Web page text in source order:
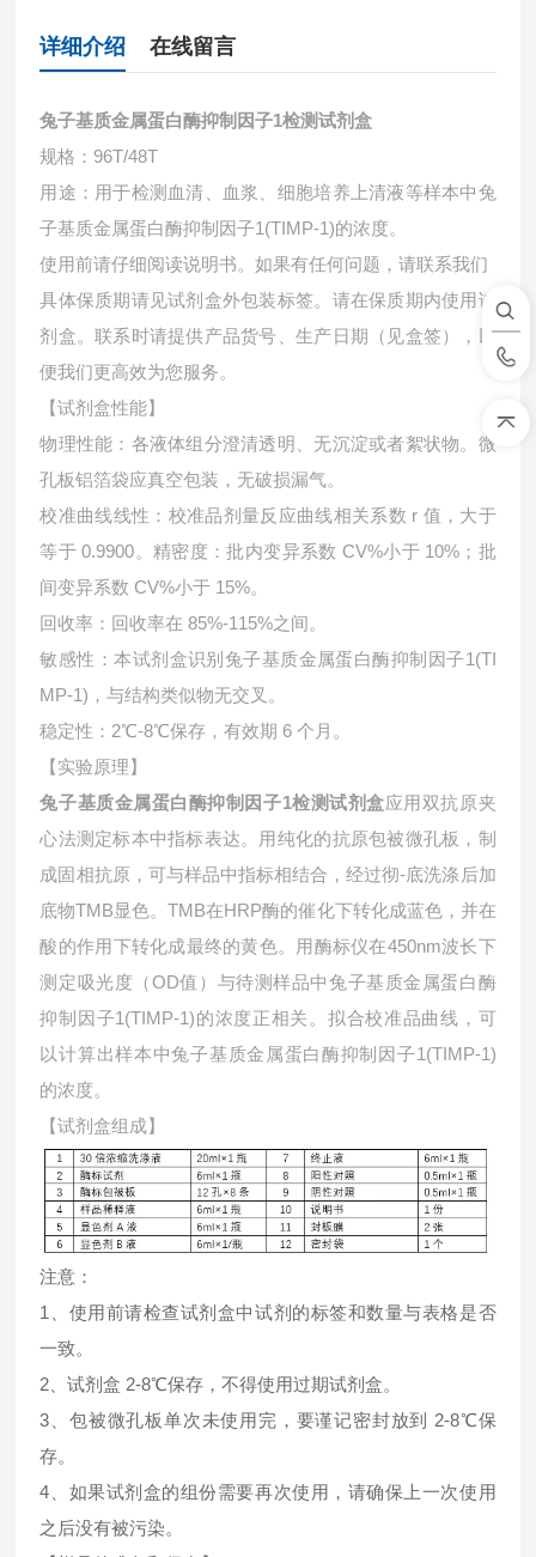
详细介绍 在线留言
兔子基质金属蛋白酶抑制因子1检测试剂盒
规格：96T/48T
用途：用于检测血清、血浆、细胞培养上清液等样本中兔
子基质金属蛋白酶抑制因子1(TIMP-1)的浓度。
使用前请仔细阅读说明书。如果有任何问题，请联系我们
具体保质期请见试剂盒外包装标签。请在保质期内使用试
剂盒。联系时请提供产品货号、生产日期（见盒签），以
便我们更高效为您服务。
【试剂盒性能】
物理性能：各液体组分澄清透明、无沉淀或者絮状物。微
孔板铝箔袋应真空包装，无破损漏气。
校准曲线线性：校准品剂量反应曲线相关系数 r 值，大于
等于 0.9900。精密度：批内变异系数 CV%小于 10%；批
间变异系数 CV%小于 15%。
回收率：回收率在 85%-115%之间。
敏感性：本试剂盒识别 兔子基质金属蛋白酶抑制因子1(TI
MP-1)，与结构类似物无交叉。
稳定性：2℃-8℃保存，有效期 6 个月。
【实验原理】
兔子基质金属蛋白酶抑制因子1检测试剂盒应用双抗原夹
心法测定标本中指标表达。用纯化的抗原包被微孔板，制
成固相抗原，可与样品中指标相结合，经过彻-底洗涤后加
底物TMB显色。TMB在HRP酶的催化下转化成蓝色，并在
酸的作用下转化成最终的黄色。用酶标仪在450nm波长下
测定吸光度（OD值）与待测样品中兔子基质金属蛋白酶
抑制因子1(TIMP-1)的浓度正相关。拟合校准品曲线，可
以计算出样本中兔子基质金属蛋白酶抑制因子1(TIMP-1)
的浓度。
【试剂盒组成】
注意：
1、使用前请检查试剂盒中试剂的标签和数量与表格是否
一致。
2、试剂盒 2-8℃保存，不得使用过期试剂盒。
3、包被微孔板单次未使用完，要谨记密封放到 2-8℃保
存。
4、如果试剂盒的组份需要再次使用，请确保上一次使用
之后没有被污染。